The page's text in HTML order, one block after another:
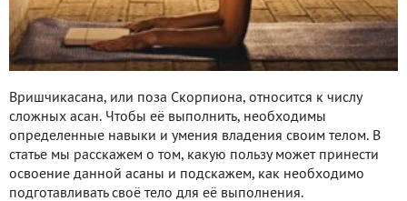
Вришчикасана, или поза Скорпиона, относится к числу
сложных асан. Чтобы её выполнить, необходимы
определенные навыки и умения владения своим телом. В
статье мы расскажем о том, какую пользу может принести
освоение данной асаны и подскажем, как необходимо
подготавливать своё тело для её выполнения.